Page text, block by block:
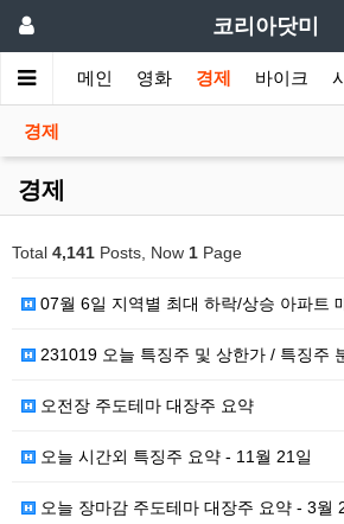
코리아닷미
메인 영화 경제 바이크
경제
경제
Total 4,141 Posts, Now 1 Page
07월 6일 지역별 최대 하락/상승 아파트 매매
231019 오늘 특징주 및 상한가 / 특징주
오전장 주도테마 대장주 요약
오늘 시간외 특징주 요약 - 11월 21일
오늘 장마감 주도테마 대장주 요약 - 3월